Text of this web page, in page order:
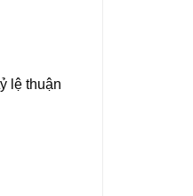
lệ thuận